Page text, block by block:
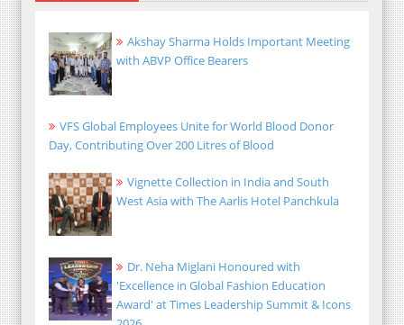
Akshay Sharma Holds Important Meeting
with ABVP Office Bearers
VFS Global Employees Unite for World Blood Donor
Day, Contributing Over 200 Litres of Blood
Vignette Collection in India and South
West Asia with The Aarlis Hotel Panchkula
Dr. Neha Miglani Honoured with
'Excellence in Global Fashion Education
Award' at Times Leadership Summit & Icons